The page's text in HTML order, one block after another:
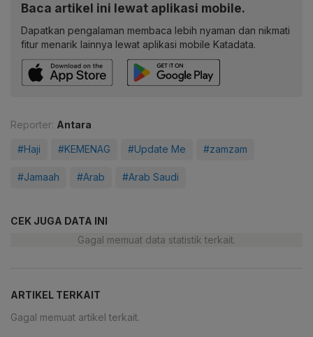
Baca artikel ini lewat aplikasi mobile.
Dapatkan pengalaman membaca lebih nyaman dan nikmati
fitur menarik lainnya lewat aplikasi mobile Katadata.
Reporter: Antara
#Haji #KEMENAG #Update Me #zamzam
#Jamaah #Arab #Arab Saudi
CEK JUGA DATA INI
Gagal memuat data statistik terkait.
ARTIKEL TERKAIT
Gagal memuat artikel terkait.